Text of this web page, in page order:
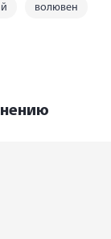
волювен